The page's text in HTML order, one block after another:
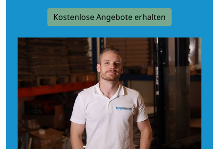
Kostenlose Angebote erhalten